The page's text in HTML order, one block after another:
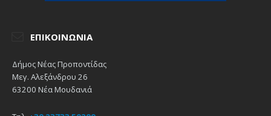
ΕΠΙΚΟΙΝΩΝΊΑ
Δήμος Νέας Προποντίδας
Μεγ. Αλεξάνδρου 26
63200 Νέα Μουδανιά